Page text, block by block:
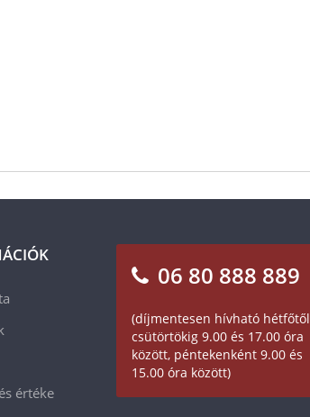
értéke
06 80 888 889
(díjmentesen hívható hétfőtől
csütörtökig 9.00 és 17.00 óra
között, péntekenként 9.00 és
15.00 óra között)